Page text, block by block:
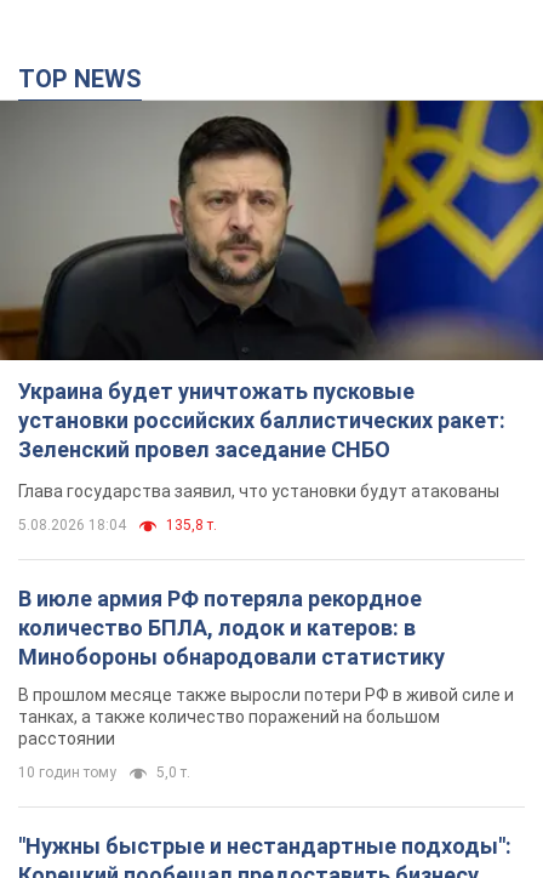
TOP NEWS
Украина будет уничтожать пусковые
установки российских баллистических ракет:
Зеленский провел заседание СНБО
Глава государства заявил, что установки будут атакованы
5.08.2026 18:04 135,8 т.
В июле армия РФ потеряла рекордное
количество БПЛА, лодок и катеров: в
Минобороны обнародовали статистику
В прошлом месяце также выросли потери РФ в живой силе и
танках, а также количество поражений на большом
расстоянии
10 годин тому 5,0 т.
"Нужны быстрые и нестандартные подходы":